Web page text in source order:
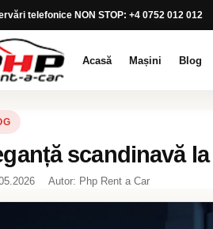
telefonice NON STOP: +4 0752 012 012
Acasă Mașini Blog
scandinavă
Autor: Php Rent a Car